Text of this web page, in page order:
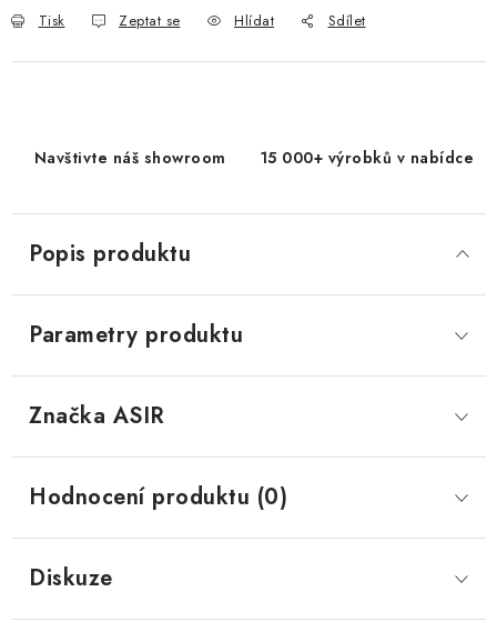
Tisk Zeptat se Hlídat Sdílet
Navštivte náš showroom 15 000+ výrobků v nabídce
Popis produktu
Parametry produktu
Značka ASIR
Hodnocení produktu (0)
Diskuze